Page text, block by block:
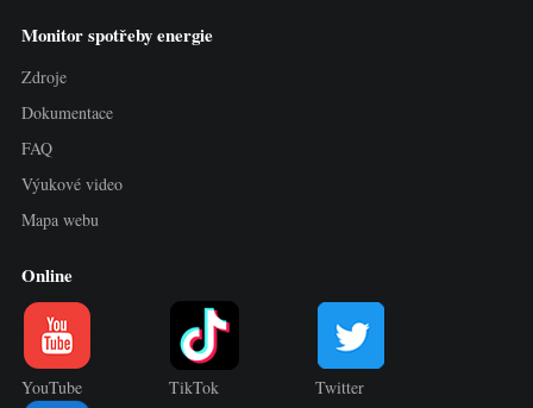
Monitor spotřeby energie
Zdroje
Dokumentace
FAQ
Výukové video
Mapa webu
Online
YouTube TikTok Twitter